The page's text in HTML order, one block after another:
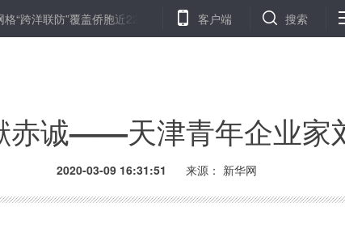
盖侨胞近22万人 为维护世界公共卫生安全作出积极努力——中国
客户端 搜索
赤诚——天津青年企业家
2020-03-09 16:31:51 来源： 新华网